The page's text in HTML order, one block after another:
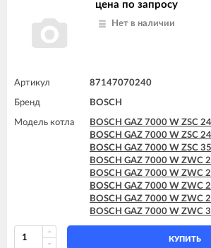
цена по запросу
Нет в наличии
Артикул 87147070240
Бренд BOSCH
Модель котла
BOSCH GAZ 7000 W ZSC
BOSCH GAZ 7000 W ZSC
BOSCH GAZ 7000 W ZSC
BOSCH GAZ 7000 W ZWC
BOSCH GAZ 7000 W ZWC
BOSCH GAZ 7000 W ZWC
BOSCH GAZ 7000 W ZWC
BOSCH GAZ 7000 W ZWC
КУПИТЬ